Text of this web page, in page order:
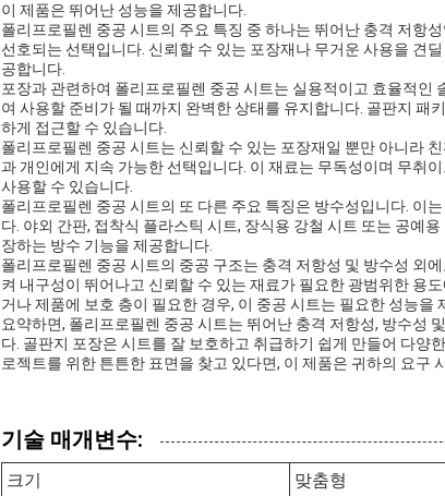
이 제품은 뛰어난 성능을 제공합니다.
폴리프로필렌 중공 시트의 주요 특징 중 하나는 뛰어난 충격 저항
선호되는 선택입니다. 신뢰할 수 있는 포장재나 무거운 사용을 견
공합니다.
포장과 관련하여 폴리프로필렌 중공 시트는 실용적이고 효율적인
여 사용할 준비가 될 때까지 완벽한 상태를 유지합니다. 골판지 패
하게 접근할 수 있습니다.
폴리프로필렌 중공 시트는 신뢰할 수 있는 포장재일 뿐만 아니라
과 개인에게 지속 가능한 선택입니다. 이 재료는 무독성이며 무취
사용할 수 있습니다.
폴리프로필렌 중공 시트의 또 다른 주요 특징은 방수성입니다. 이
다. 야외 간판, 접착식 플라스틱 시트, 장식용 강철 시트 또는 공예
장하는 방수 기능을 제공합니다.
폴리프로필렌 중공 시트의 중공 구조는 충격 저항성 및 방수성 외
켜 내구성이 뛰어나고 신뢰할 수 있는 재료가 필요한 광범위한 용
거나 제품에 보호 층이 필요한 경우, 이 중공 시트는 필요한 성능을
요약하면, 폴리프로필렌 중공 시트는 뛰어난 충격 저항성, 방수성
다. 골판지 포장은 시트를 잘 보호하고 취급하기 쉽게 만들어 다양
로젝트를 위한 튼튼한 표면을 찾고 있다면, 이 제품은 귀하의 요구
기술 매개변수:
크기
맞춤형